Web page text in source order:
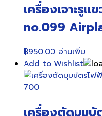
เครื่องเจาะรูแ
no.099
฿950.00 อ่านเพิ่ม
Add to Wishlist
เครื่องตัดมุมบั